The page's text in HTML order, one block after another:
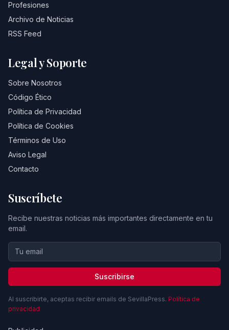
Profesiones
Archivo de Noticias
RSS Feed
Legal y Soporte
Sobre Nosotros
Código Ético
Política de Privacidad
Política de Cookies
Términos de Uso
Aviso Legal
Contacto
Suscríbete
Recibe nuestras noticias más importantes directamente en tu
email.
Suscribirse
Al suscribirte, aceptas recibir emails de SevillaPress. Política de
privacidad